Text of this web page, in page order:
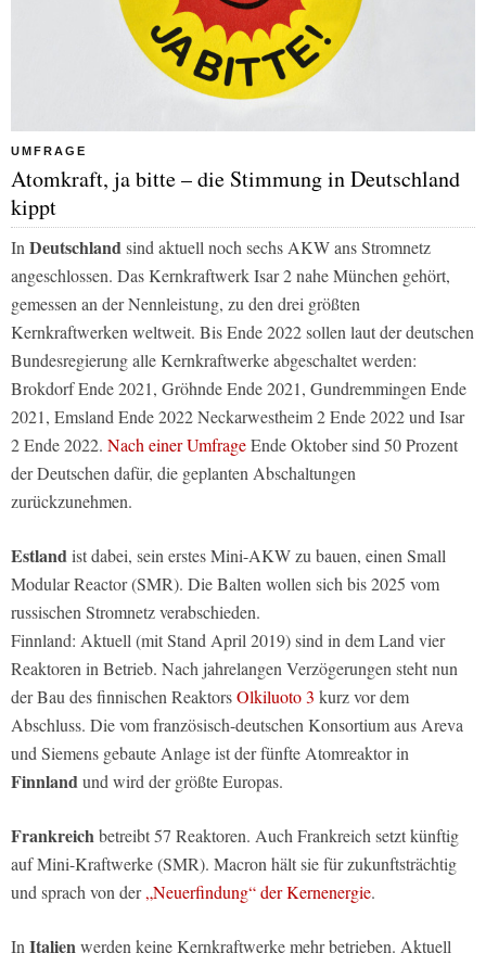
UMFRAGE
Atomkraft, ja bitte – die Stimmung in Deutschland
kippt
In Deutschlandsind aktuell noch sechs AKW ans Stromnetz
angeschlossen. Das Kernkraftwerk Isar 2 nahe München gehört,
gemessen an der Nennleistung, zu den drei größten
Kernkraftwerken weltweit. Bis Ende 2022 sollen laut der deutschen
Bundesregierung alle Kernkraftwerke abgeschaltet werden:
Brokdorf Ende 2021, Gröhnde Ende 2021, Gundremmingen Ende
2021, Emsland Ende 2022 Neckarwestheim 2 Ende 2022 und Isar
2 Ende 2022. Nach einer UmfrageEnde Oktober sind 50 Prozent
der Deutschen dafür, die geplanten Abschaltungen
zurückzunehmen.
Estlandist dabei, sein erstes Mini-AKW zu bauen, einen Small
Modular Reactor (SMR). Die Balten wollen sich bis 2025 vom
russischen Stromnetz verabschieden.
Finnland: Aktuell (mit Stand April 2019) sind in dem Land vier
Reaktoren in Betrieb. Nach jahrelangen Verzögerungen steht nun
der Bau des finnischen ReaktorsOlkiluoto 3 kurz vor dem
Abschluss. Die vom französisch-deutschen Konsortium aus Areva
und Siemens gebaute Anlage ist der fünfte Atomreaktor in
Finnlandund wird der größte Europas.
Frankreichbetreibt 57 Reaktoren. Auch Frankreich setzt künftig
auf Mini-Kraftwerke (SMR). Macron hält sie für zukunftsträchtig
und sprach von der„Neuerfindung“ der Kernenergie.
In Italienwerden keine Kernkraftwerke mehr betrieben. Aktuell